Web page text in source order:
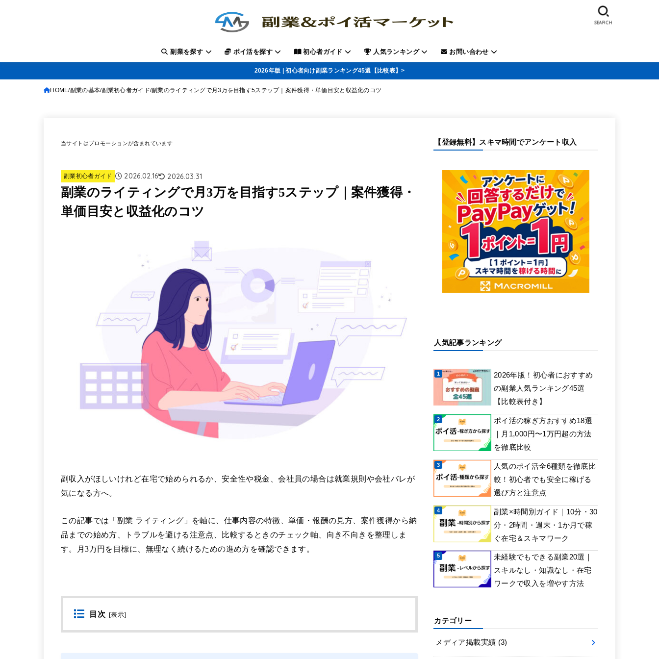
副業を探す ポイ活を探す 初心者ガイド 人気ランキング お問い合わせ
SEARCH
2026年版 | 初心者向け副業ランキング45選【比較表】>
HOME 副業の基本 副業初心者ガイド 副業のライティングで月3万を目指す5ステップ｜案件獲得・単価目安と収益化のコツ
当サイトはプロモーションが含まれています
副業初心者ガイド 2026.02.16 2026.03.31
副業のライティングで月3万を目指す5ステップ｜案件獲得・
単価目安と収益化のコツ
副収入がほしいけれど在宅で始められるか、安全性や税金、会社員の場合は就業規則や会社バレが
気になる方へ。
この記事では「副業 ライティング」を軸に、仕事内容の特徴、単価・報酬の見方、案件獲得から納
品までの始め方、トラブルを避ける注意点、比較するときのチェック軸、向き不向きを整理しま
す。月3万円を目標に、無理なく続けるための進め方を確認できます。
目次 [表示]
【登録無料】スキマ時間でアンケート収入
人気記事ランキング
2026年版！初心者におすすめ
の副業人気ランキング45選
【比較表付き】
ポイ活の稼ぎ方おすすめ18選
｜月1,000円〜1万円超の方法
を徹底比較
人気のポイ活全6種類を徹底比
較！初心者でも安全に稼げる
選び方と注意点
副業×時間別ガイド｜10分・30
分・2時間・週末・1か月で稼
ぐ在宅＆スキマワーク
未経験でもできる副業20選｜
スキルなし・知識なし・在宅
ワークで収入を増やす方法
カテゴリー
メディア掲載実績 (3)